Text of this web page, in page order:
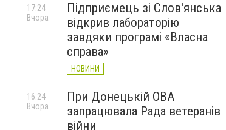
Підприємець зі Слов'янська
відкрив лабораторію
завдяки програмі «Власна
справа»
НОВИНИ
17:24
Вчора
При Донецькій ОВА
запрацювала Рада ветеранів
війни
16:24
Вчора